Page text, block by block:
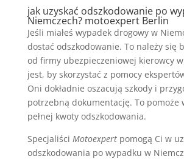
jak uzyskać odszkodowanie po
Niemczech? motoexpert Berlin
Jeśli miałeś wypadek drogowy w
dostać odszkodowanie. To należy się
od firmy ubezpieczeniowej kierowcy
jest, by skorzystać z pomocy
Oni dokładnie oszacują szkody i
potrzebną dokumentację. To pomoże
pełnej kwoty odszkodowania.
Specjaliści Motoexpertpomogą Ci w
odszkodowania po wypadku w